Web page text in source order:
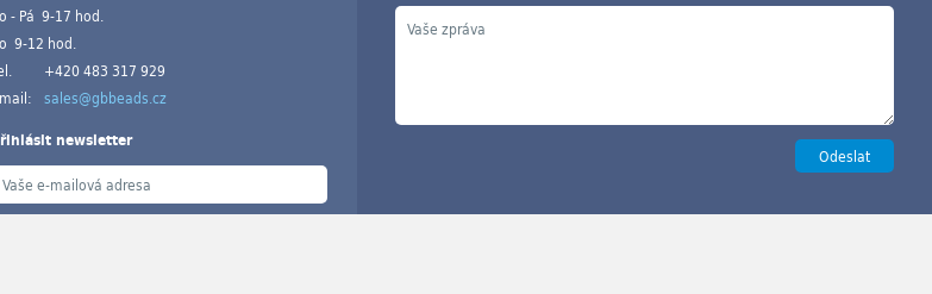
- Pá 9-17 hod.
9-12 hod.
+420 483 317 929
sales@gbbeads.cz
newsletter